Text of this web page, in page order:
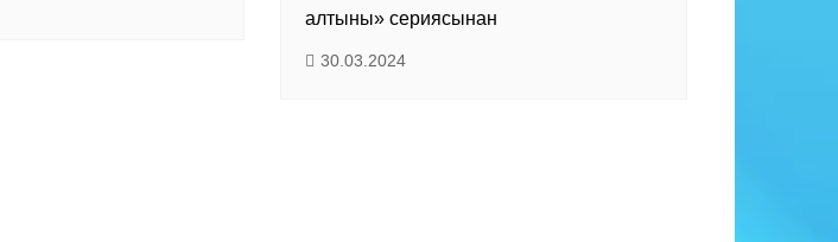
алтыны» сериясынан
30.03.2024